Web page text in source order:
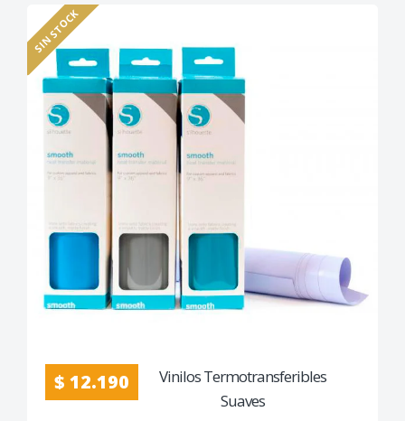
SIN STOCK
$ 12.190
Vinilos Termotransferibles
Suaves